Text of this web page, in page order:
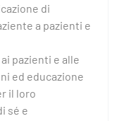
di
a pazienti e
pazienti e alle
ed educazione
il loro
sé e